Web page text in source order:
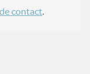
contact.